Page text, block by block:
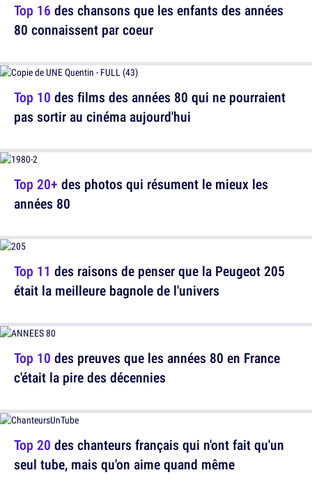
Top 10 des films des années 80 qui ne pourraient
pas sortir au cinéma aujourd'hui
Top 11 des raisons de penser que la Peugeot 205
était la meilleure bagnole de l'univers
Top 20 des chanteurs français qui n'ont fait qu'un
seul tube, mais qu'on aime quand même
Top 16 des chansons que les enfants des années
80 connaissent par coeur
Top 20+ des photos qui résument le mieux les
années 80
Top 10 des preuves que les années 80 en France
c'était la pire des décennies